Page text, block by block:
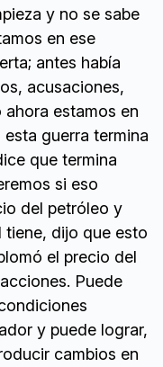
y no se sabe
en ese
antes había
acusaciones,
estamos en
guerra termina
que termina
si eso
del petróleo y
tiene, dijo que esto
el precio del
Puede
y puede lograr,
cambios en